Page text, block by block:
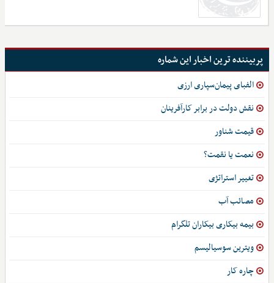
پربیننده ترین اخبار این شماره
الفبای پیمان‌سپاری ارزی
نقش دولت در برابر کارآفرینان
قیمت شناور
نعمت یا نقمت؟
تغییر استراتژی
مصائب آب
بیمه بیکاری بیکاران تلگرام
ویترین سوسیالیسم
چاره کار